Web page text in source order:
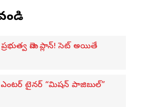
మెగా ప్లాన్! సెట్ అయితే
టైనర్ “మిషన్ పాజిబుల్”